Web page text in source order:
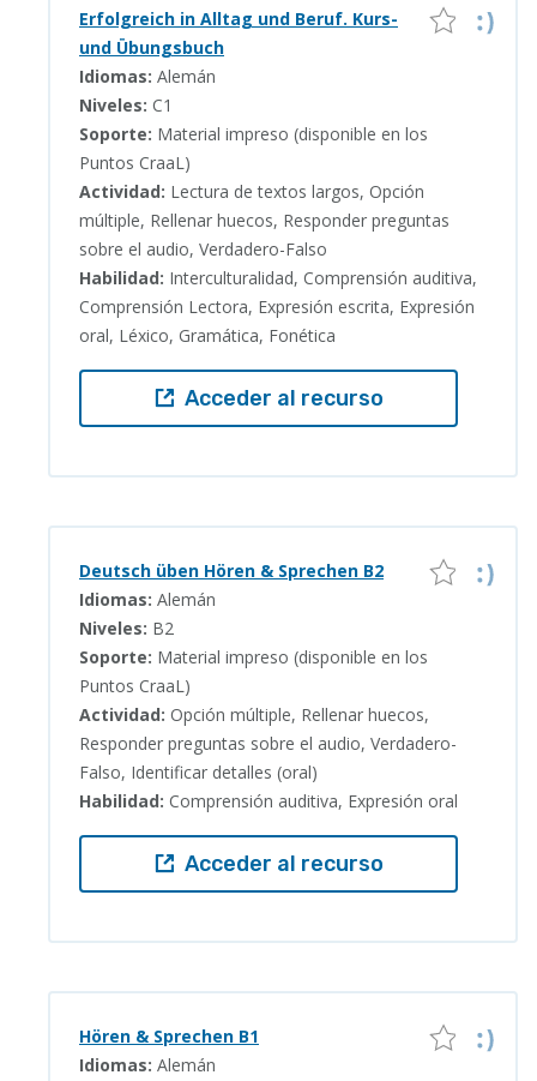
Erfolgreich in Alltag und Beruf. Kurs-
und Übungsbuch
Idiomas: Alemán
Niveles: C1
Soporte: Material impreso (disponible en los
Puntos CraaL)
Actividad: Lectura de textos largos, Opción
múltiple, Rellenar huecos, Responder preguntas
sobre el audio, Verdadero-Falso
Habilidad: Interculturalidad, Comprensión auditiva,
Comprensión Lectora, Expresión escrita, Expresión
oral, Léxico, Gramática, Fonética
Acceder al recurso
Deutsch üben Hören & Sprechen B2
Idiomas: Alemán
Niveles: B2
Soporte: Material impreso (disponible en los
Puntos CraaL)
Actividad: Opción múltiple, Rellenar huecos,
Responder preguntas sobre el audio, Verdadero-
Falso, Identificar detalles (oral)
Habilidad: Comprensión auditiva, Expresión oral
Acceder al recurso
Hören & Sprechen B1
Idiomas: Alemán